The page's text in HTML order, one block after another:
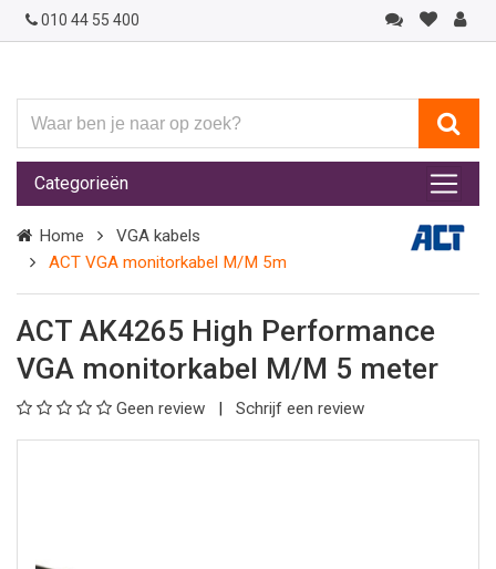
010 44 55 400
ben
je
naar
op
zoek?
Categorieën
Home
VGA kabels
ACT VGA monitorkabel M/M 5m
ACT AK4265 High Performance
VGA monitorkabel M/M 5 meter
Geen review Schrijf een review